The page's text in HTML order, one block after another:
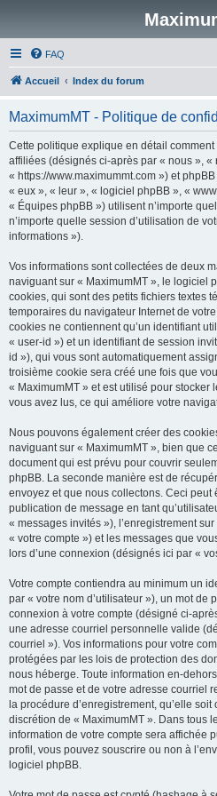
FAQ
Accueil Index du forum
MaximumMT - Politique de
Cette politique explique en détail
affiliées (désignés ci-après par « nous », «
« https://www.maximummt.com ») et
« eux », « leur », « logiciel phpBB », «
« Équipes phpBB ») utilisent n’importe
n’importe quelle session d’utilisation de
informations »).
Vos informations sont collectées de deux
naviguant sur « MaximumMT », le logiciel
cookies, qui sont des petits fichiers textes
temporaires du navigateur Internet de
cookies ne contiennent qu’un identifiant
« user-id ») et un identifiant de session
id »), qui vous sont automatiquement
troisième cookie sera créé une fois que
« MaximumMT » et est utilisé pour stocker
vous avez lus, ce qui améliore votre
Nous pouvons également créer des
naviguant sur « MaximumMT », bien que
document qui est prévu pour couvrir
phpBB. La seconde manière est de
envoyez et que nous collectons. Ceci peut
publication de message en tant
« messages invités »), l’enregistrement
« votre compte ») et les messages que
lors d’une connexion (désignés ici par «
Votre compte contiendra au minimum un
par « votre nom d’utilisateur »), un mot de
connexion à votre compte (désigné ci-
une adresse courriel personnelle valide
courriel »). Vos informations pour votre
protégées par les lois de protection des
nous héberge. Toute information en-
mot de passe et de votre adresse courriel
la procédure d’enregistrement, qu’elle
discrétion de « MaximumMT ». Dans tous
information de votre compte sera affichée
profil, vous pouvez souscrire ou non à
logiciel phpBB.